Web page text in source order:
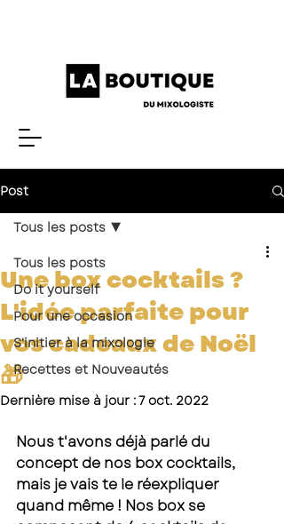
Post
Tous les posts
Do it yourself
Pour une occasion
S'initier à la mixologie
Recettes et Nouveautés
Tous les posts
Une box cocktails ?
L'idée parfaite pour
vos cadeaux de Noël
🎁
Dernière mise à jour :7 oct. 2022
Nous t'avons déjà parlé du
concept de nos box cocktails,
mais je vais te le réexpliquer
quand même ! Nos box se